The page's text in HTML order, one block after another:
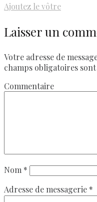
Ajoutez le vôtre
Laisser un
Votre adresse de
champs obligatoires
Commentaire
Nom *
Adresse de messagerie *